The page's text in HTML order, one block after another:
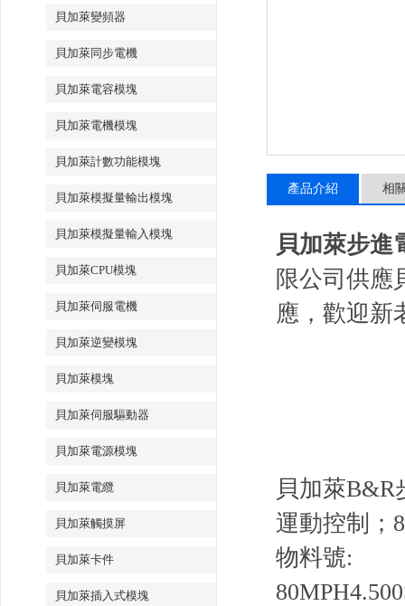
貝加萊變頻器
貝加萊同步電機
貝加萊電容模塊
貝加萊電機模塊
貝加萊計數功能模塊
貝加萊模擬量輸出模塊
貝加萊模擬量輸入模塊
貝加萊CPU模塊
貝加萊伺服電機
貝加萊逆變模塊
貝加萊模塊
貝加萊伺服驅動器
貝加萊電源模塊
貝加萊電纜
貝加萊觸摸屏
貝加萊卡件
貝加萊插入式模塊
產品介紹 相
貝加萊步進
限公司供應
應，歡迎新
貝加萊B&R
運動控制；
物料號: